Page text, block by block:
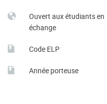
Ouvert aux étudiants en
échange
Code ELP
Année porteuse